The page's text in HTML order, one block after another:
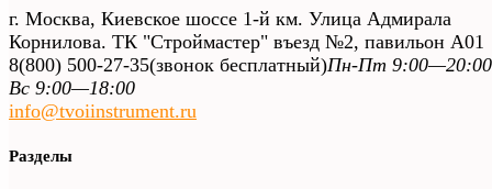
г. Москва, Киевское шоссе 1-й км. Улица Адмирала
Корнилова. ТК "Строймастер" въезд №2, павильон А01
8(800) 500-27-35(звонок бесплатный)Пн-Пт
Вс 9:00—18:00
info@tvoiinstrument.ru
Разделы